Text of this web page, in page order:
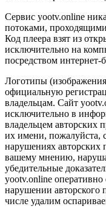
Сервис yootv.online
потоками,
Код плеера взят из
исключительно на
посредством интернет-
Логотипы
официальную
владельцам. Сайт
исключительно в
владельцем авторских
их имени, пожалуйста,
нарушениях авторских
вашему мнению,
убедительные
yootv.online оперативно
нарушении авторского
числе удалим